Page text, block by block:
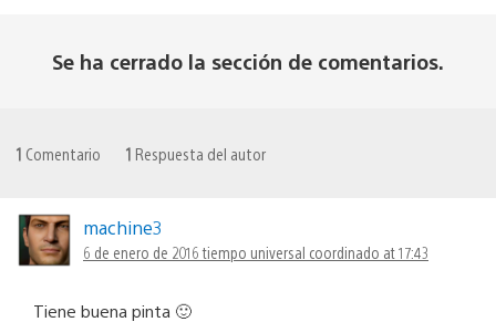
Se ha cerrado la sección de comentarios.
1 Comentario 1 Respuesta del autor
machine3
6 de enero de 2016 tiempo universal coordinado at 17:43
Tiene buena pinta 🙂